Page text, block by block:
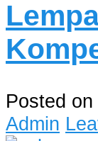
Posted on
Admin